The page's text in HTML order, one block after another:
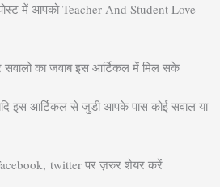
में आपको Teacher And Student Love
का जवाब इस आर्टिकल में मिल सके |
इस आर्टिकल से जुडी आपके पास कोई सवाल या
twitter पर ज़रुर शेयर करें |